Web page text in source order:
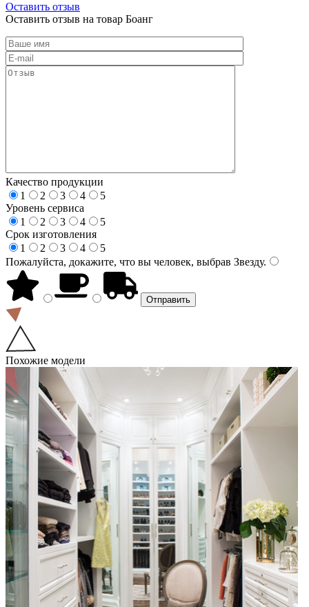
Оставить отзыв
Оставить отзыв на товар Боанг
Качество продукции
1
2 3 4
5
Уровень сервиса
1
2 3 4
5
Срок изготовления
1
2 3 4
5
Пожалуйста, докажите, что вы человек, выбрав Звезду.
Похожие модели